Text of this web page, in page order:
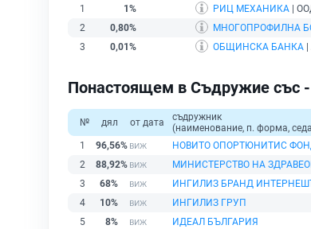
1
1% РИЦ МЕХАНИКА |
2
0,80% МНОГОПРОФИЛНА
3
0,01% ОБЩИНСКА БАНКА
Понастоящем в Съдружие със -
№ дял от дата
съдружник
(наименование, п. форма,
1
96,56% НОВИТО ОПОРТЮНИТИС
2
88,92% МИНИСТЕРСТВО НА
3
68% ИНГИЛИЗ БРАНД
4
10% ИНГИЛИЗ ГРУП
5
8% ИДЕАЛ БЪЛГАРИЯ